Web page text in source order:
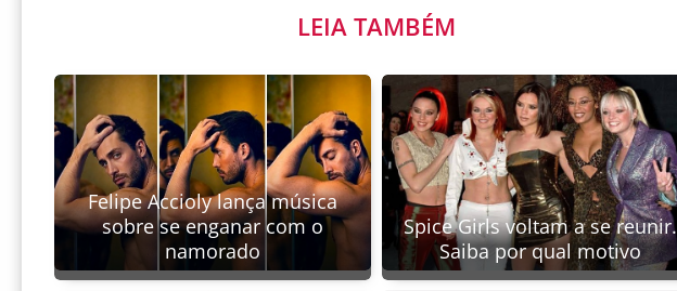
LEIA TAMBÉM
Felipe Accioly lança música
sobre se enganar com o
namorado
Spice Girls voltam a se reunir.
Saiba por qual motivo